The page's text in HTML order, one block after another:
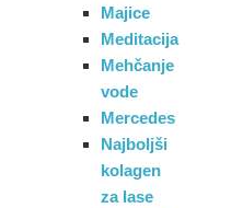
Majice
Meditacija
Mehčanje
vode
Mercedes
Najboljši
kolagen
za lase